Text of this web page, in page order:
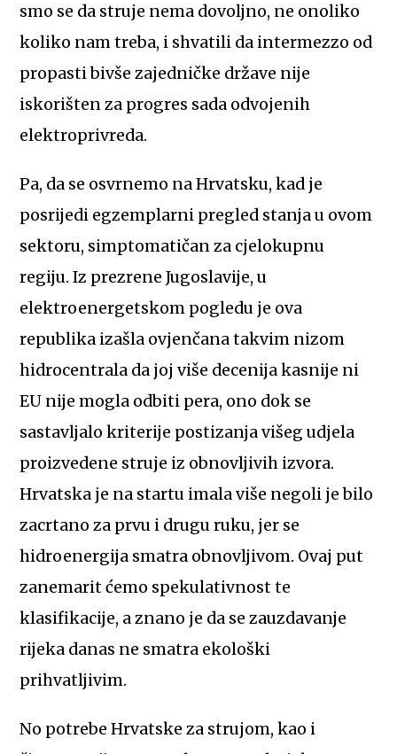
smo se da struje nema dovoljno, ne onoliko
koliko nam treba, i shvatili da intermezzo od
propasti bivše zajedničke države nije
iskorišten za progres sada odvojenih
elektroprivreda.
Pa, da se osvrnemo na Hrvatsku, kad je
posrijedi egzemplarni pregled stanja u ovom
sektoru, simptomatičan za cjelokupnu
regiju. Iz prezrene Jugoslavije, u
elektroenergetskom pogledu je ova
republika izašla ovjenčana takvim nizom
hidrocentrala da joj više decenija kasnije ni
EU nije mogla odbiti pera, ono dok se
sastavljalo kriterije postizanja višeg udjela
proizvedene struje iz obnovljivih izvora.
Hrvatska je na startu imala više negoli je bilo
zacrtano za prvu i drugu ruku, jer se
hidroenergija smatra obnovljivom. Ovaj put
zanemarit ćemo spekulativnost te
klasifikacije, a znano je da se zauzdavanje
rijeka danas ne smatra ekološki
prihvatljivim.
No potrebe Hrvatske za strujom, kao i